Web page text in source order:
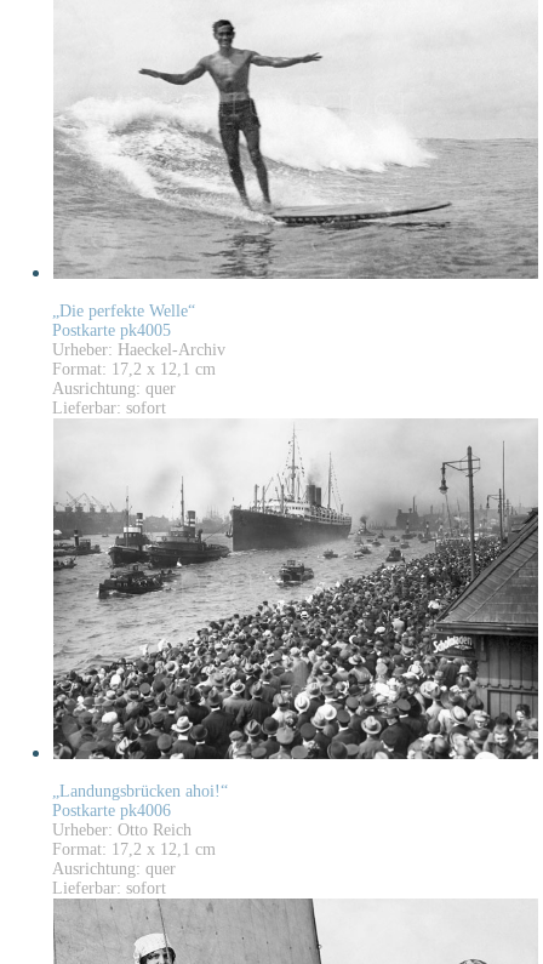
„Die perfekte Welle“
Postkarte pk4005
Urheber: Haeckel-Archiv
Format: 17,2 x 12,1 cm
Ausrichtung: quer
Lieferbar: sofort
„Landungsbrücken ahoi!“
Postkarte pk4006
Urheber: Otto Reich
Format: 17,2 x 12,1 cm
Ausrichtung: quer
Lieferbar: sofort